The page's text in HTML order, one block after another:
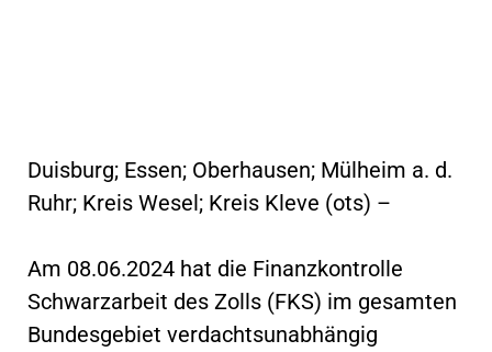
Duisburg; Essen; Oberhausen; Mülheim a. d.
Ruhr; Kreis Wesel; Kreis Kleve (ots) –
Am 08.06.2024 hat die Finanzkontrolle
Schwarzarbeit des Zolls (FKS) im gesamten
Bundesgebiet verdachtsunabhängig